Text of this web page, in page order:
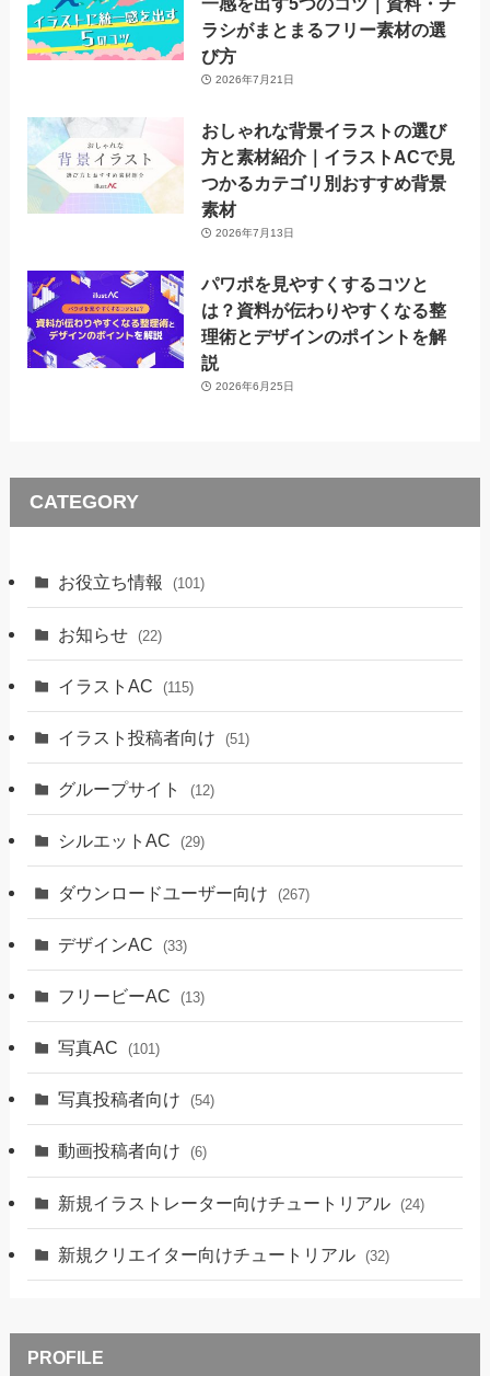
ラシがまとまるフリー素材の選
び方
2026年7月21日
おしゃれな背景イラストの選び
方と素材紹介｜イラストACで見
つかるカテゴリ別おすすめ背景
素材
2026年7月13日
パワポを見やすくするコツと
は？資料が伝わりやすくなる整
理術とデザインのポイントを解
説
2026年6月25日
CATEGORY
お役立ち情報 (101)
お知らせ (22)
イラストAC (115)
イラスト投稿者向け (51)
グループサイト (12)
シルエットAC (29)
ダウンロードユーザー向け (267)
デザインAC (33)
フリービーAC (13)
写真AC (101)
写真投稿者向け (54)
動画投稿者向け (6)
新規イラストレーター向けチュートリアル (24)
新規クリエイター向けチュートリアル (32)